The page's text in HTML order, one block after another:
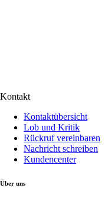
Kontakt
Kontaktübersicht
Lob und Kritik
Rückruf vereinbaren
Nachricht schreiben
Kundencenter
Über uns